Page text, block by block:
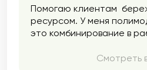
Помогаю клиентам
ресурсом. У меня
это комбинирование в
только проверенные
Смотреть